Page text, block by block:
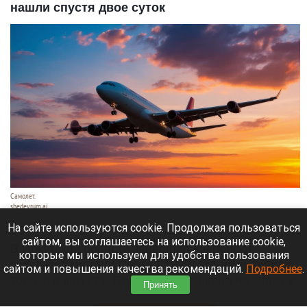
нашли спустя двое суток
Самолет.
shedevrum.ai
5 августа 2026 в 22:00
В Иркутской области завершились поиски
экипажа самолета Cessna 182В, который пропал
третьего августа. Пилоты сами вышли на связь и
сообщили свои координаты.
На сайте используются cookie. Продолжая пользоваться
сайтом, вы соглашаетесь на использование cookie,
которые мы используем для удобства пользования
сайтом и повышения качества рекомендаций. Подробнее.
Принять